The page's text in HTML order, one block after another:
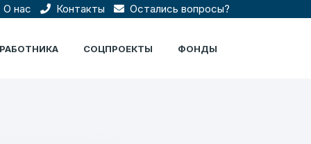
О нас Контакты Остались вопросы?
СОЦПРОЕКТЫ ФОНДЫ